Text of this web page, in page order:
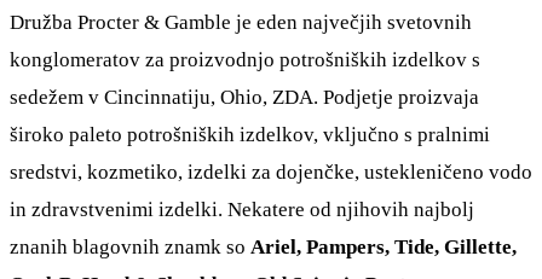
Družba Procter & Gamble je eden največjih svetovnih
konglomeratov za proizvodnjo potrošniških izdelkov s
sedežem v Cincinnatiju, Ohio, ZDA. Podjetje proizvaja
široko paleto potrošniških izdelkov, vključno s pralnimi
sredstvi, kozmetiko, izdelki za dojenčke, ustekleničeno vodo
in zdravstvenimi izdelki. Nekatere od njihovih najbolj
znanih blagovnih znamk so Ariel, Pampers, Tide, Gillette,